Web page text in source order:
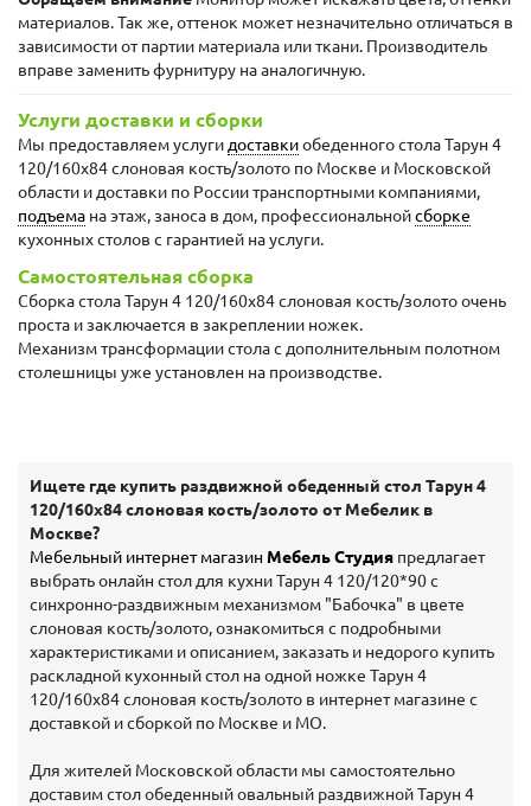
материалов. Так же, оттенок может незначительно отличаться в
зависимости от партии материала или ткани. Производитель
вправе заменить фурнитуру на аналогичную.
Услуги доставки и сборки
Мы предоставляем услугидоставкиобеденного стола Тарун 4
120/160х84 слоновая кость/золото по Москве и Московской
области и доставки по России транспортными компаниями,
подъема на этаж, заноса в дом, профессиональнойсборке
кухонных столов с гарантией на услуги.
Самостоятельная сборка
Сборка стола Тарун 4 120/160х84 слоновая кость/золото очень
проста и заключается в закреплении ножек.
Механизм трансформации стола с дополнительным полотном
столешницы уже установлен на производстве.
Ищете где купить раздвижной обеденный стол Тарун 4
120/160х84 слоновая кость/золото от Мебелик в
Москве?
Мебельный интернет магазин Мебель Студия предлагает
выбрать онлайн стол для кухни Тарун 4 120/120*90 с
синхронно-раздвижным механизмом "Бабочка" в цвете
слоновая кость/золото, ознакомиться с подробными
характеристиками и описанием, заказать и недорого купить
раскладной кухонный стол на одной ножке Тарун 4
120/160х84 слоновая кость/золото в интернет магазине с
доставкой и сборкой по Москве и МО.
Для жителей Московской области мы самостоятельно
доставим стол обеденный овальный раздвижной Тарун 4